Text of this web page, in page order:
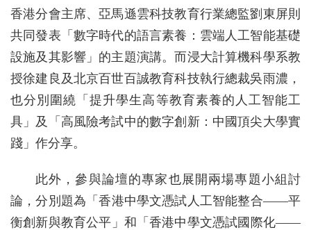
香港分會主席、亞馬遜雲科技教育行業總監劉東屏則
共同發表「數字時代的語言素養：雲端人工智能基礎
設施及其影響」的主題演講。而浸大計算機科學系教
授徐建良及北京百世百誠教育科技執行總裁吳雨濃，
也分別圍繞「提升學生高等教育素養的人工智能工
具」及「高風險考試中的數字創新：中國頂尖大學實
踐」作分享。
此外，參與論壇的專家也展開兩場專題小組討
論，分別題為「香港中學文憑試人工智能整合——平
衡創新與教育公平」和「香港中學文憑試國際化——